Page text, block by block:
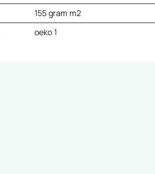
155 gram m2
oeko 1